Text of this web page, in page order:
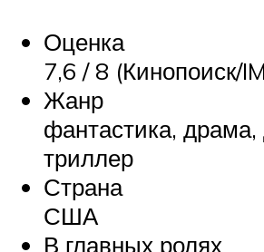
Оценка
7,6 / 8 (Кинопоиск/
Жанр
фантастика, драма,
триллер
Страна
США
В главных ролях